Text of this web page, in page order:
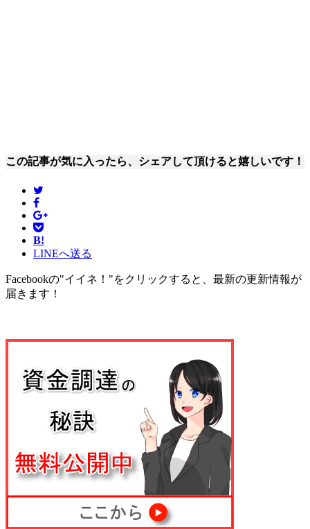
この記事が気に入ったら、シェアして頂けると嬉しいです！
B!
LINEへ送る
Facebookの"イイネ！"をクリックすると、最新の更新情報が
届きます！